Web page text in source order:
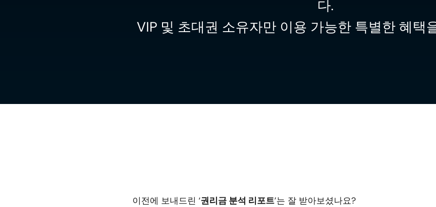
다.
VIP 및 초대권 소유자만 이용 가능한 특별한 혜택
이전에 보내드린 ‘권리금 분석 리포트’는 잘 받아보셨나요?